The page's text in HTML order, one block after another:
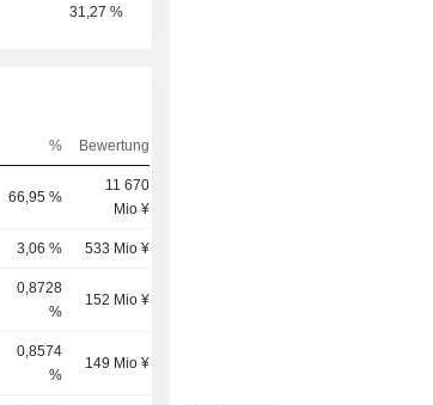
31,27 %
% Bewertung
66,95 %
11 670
Mio ¥
3,06 % 533 Mio ¥
0,8728
%
152 Mio ¥
0,8574
%
149 Mio ¥